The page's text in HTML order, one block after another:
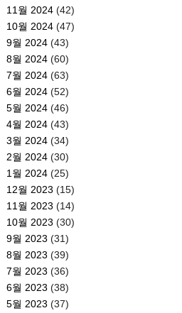
11월 2024(42)
10월 2024(47)
9월 2024(43)
8월 2024(60)
7월 2024(63)
6월 2024(52)
5월 2024(46)
4월 2024(43)
3월 2024(34)
2월 2024(30)
1월 2024(25)
12월 2023 (15)
11월 2023 (14)
10월 2023 (30)
9월 2023 (31)
8월 2023 (39)
7월 2023 (36)
6월 2023 (38)
5월 2023 (37)